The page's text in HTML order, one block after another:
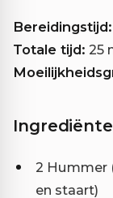
Bereidingstijd:
Totale tijd: 25
2 Hummer
en staart)